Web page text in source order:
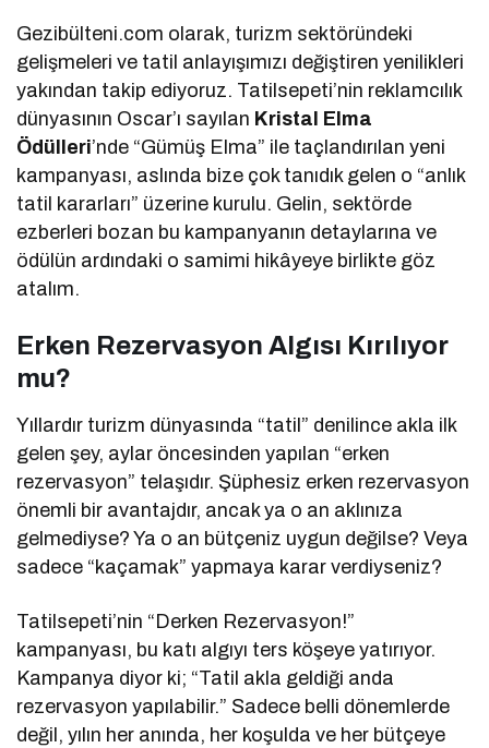
Gezibülteni.com olarak, turizm sektöründeki
gelişmeleri ve tatil anlayışımızı değiştiren yenilikleri
yakından takip ediyoruz. Tatilsepeti’nin reklamcılık
dünyasının Oscar’ı sayılan Kristal Elma
Ödülleri’nde “Gümüş Elma” ile taçlandırılan yeni
kampanyası, aslında bize çok tanıdık gelen o “anlık
tatil kararları” üzerine kurulu. Gelin, sektörde
ezberleri bozan bu kampanyanın detaylarına ve
ödülün ardındaki o samimi hikâyeye birlikte göz
atalım.
Erken Rezervasyon Algısı Kırılıyor
mu?
Yıllardır turizm dünyasında “tatil” denilince akla ilk
gelen şey, aylar öncesinden yapılan “erken
rezervasyon” telaşıdır. Şüphesiz erken rezervasyon
önemli bir avantajdır, ancak ya o an aklınıza
gelmediyse? Ya o an bütçeniz uygun değilse? Veya
sadece “kaçamak” yapmaya karar verdiyseniz?
Tatilsepeti’nin “Derken Rezervasyon!”
kampanyası, bu katı algıyı ters köşeye yatırıyor.
Kampanya diyor ki; “Tatil akla geldiği anda
rezervasyon yapılabilir.” Sadece belli dönemlerde
değil, yılın her anında, her koşulda ve her bütçeye